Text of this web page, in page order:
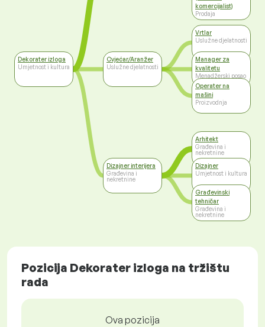
Dekorater izloga
Umjetnost i kultura
Cvjećar/Aranžer
Uslužne djelatnosti
Dizajner interijera
Građevina i
nekretnine
komercijalist)
Prodaja
Vrtlar
Uslužne djelatnosti
Manager za
kvalitetu
Menadžerski posao
Operater na
mašini
Proizvodnja
Arhitekt
Građevina i
nekretnine
Dizajner
Umjetnost i kultura
Građevinski
tehničar
Građevina i
nekretnine
Pozicija Dekorater izloga na tržištu
rada
Ova pozicija